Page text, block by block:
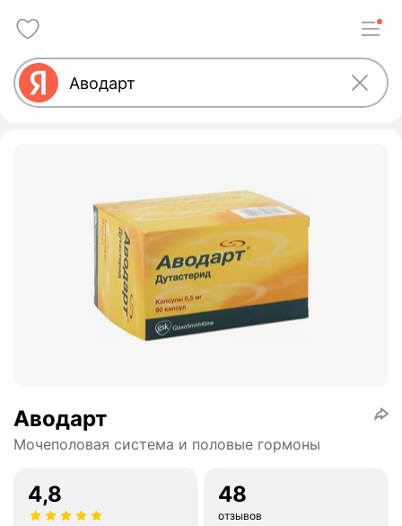
Аводарт
Мочеполовая система и половые гормоны
4,8 48
отзывов